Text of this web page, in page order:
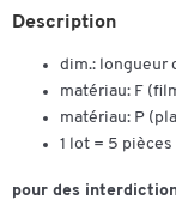
Description
dim.: longueur
matériau: F
matériau: P
1 lot = 5 pièces
pour des